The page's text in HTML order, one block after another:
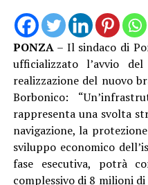
“Solo dodici mesi fa
delle trattative
una seria crisi
conseguenza la
dell’organico –
della Femca CISL di
fermezza del sindacato,
PONZA– Il sindaco di
ufficializzato l’avvio
realizzazione del nuovo
Borbonico:
rappresenta una svolta
navigazione, la
sviluppo economico
fase esecutiva, potrà
complessivo di 8 milioni